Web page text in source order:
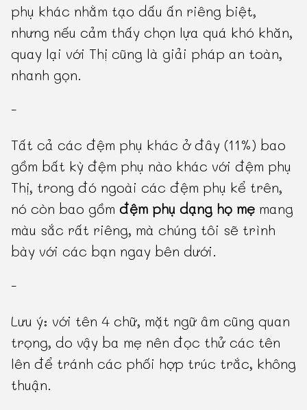
phụ khác nhằm tạo dấu ấn riêng biệt,
nhưng nếu cảm thấy chọn lựa quá khó khăn,
quay lại với Thị cũng là giải pháp an toàn,
nhanh gọn.
-
Tất cả các đệm phụ khác ở đây (11%) bao
gồm bất kỳ đệm phụ nào khác với đệm phụ
Thị, trong đó ngoài các đệm phụ kể trên,
nó còn bao gồmđệm phụ dạng họ mẹ mang
màu sắc rất riêng, mà chúng tôi sẽ trình
bày với các bạn ngay bên dưới.
-
Lưu ý: với tên 4 chữ, mặt ngữ âm cũng quan
trọng, do vậy ba mẹ nên đọc thử các tên
lên để tránh các phối hợp trúc trắc, không
thuận.